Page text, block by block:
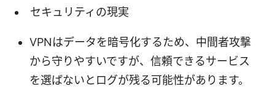
セキュリティの現実
VPNはデータを暗号化するため、中間者攻撃
から守りやすいですが、信頼できるサービス
を選ばないとログが残る可能性があります。